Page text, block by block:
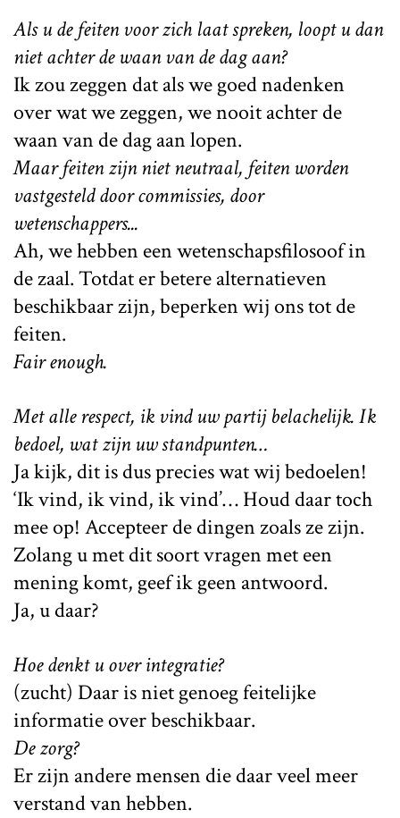
Als u de feiten voor zich laat spreken, loopt u dan
niet achter de waan van de dag aan?
Ik zou zeggen dat als we goed nadenken
over wat we zeggen, we nooit achter de
waan van de dag aan lopen.
Maar feiten zijn niet neutraal, feiten worden
vastgesteld door commissies, door
wetenschappers...
Ah, we hebben een wetenschapsfilosoof in
de zaal. Totdat er betere alternatieven
beschikbaar zijn, beperken wij ons tot de
feiten.
Fair enough.
Met alle respect, ik vind uw partij belachelijk. Ik
bedoel, wat zijn uw standpunten…
Ja kijk, dit is dus precies wat wij bedoelen!
‘Ik vind, ik vind, ik vind’… Houd daar toch
mee op! Accepteer de dingen zoals ze zijn.
Zolang u met dit soort vragen met een
mening komt, geef ik geen antwoord.
Ja, u daar?
Hoe denkt u over integratie?
(zucht) Daar is niet genoeg feitelijke
informatie over beschikbaar.
De zorg?
Er zijn andere mensen die daar veel meer
verstand van hebben.